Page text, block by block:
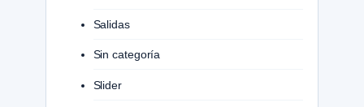
Salidas
Sin categoría
Slider